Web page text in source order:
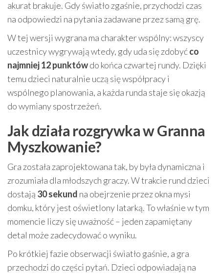
akurat brakuje. Gdy światło zgaśnie, przychodzi czas
na odpowiedzi na pytania zadawane przez samą grę.
W tej wersji wygrana ma charakter wspólny: wszyscy
uczestnicy wygrywają wtedy, gdy uda się zdobyćco
najmniej 12 punktówdo końca czwartej rundy. Dzięki
temu dzieci naturalnie uczą się współpracy i
wspólnego planowania, a każda runda staje się okazją
do wymiany spostrzeżeń.
Jak działa rozgrywka w Granna
Myszkowanie?
Gra została zaprojektowana tak, by była dynamiczna i
zrozumiała dla młodszych graczy. W trakcie rund dzieci
dostają 30 sekund na obejrzenie przez okna mysi
domku, który jest oświetlony latarką. To właśnie w tym
momencie liczy się uważność – jeden zapamiętany
detal może zadecydować o wyniku.
Po krótkiej fazie obserwacji światło gaśnie, a gra
przechodzi do części pytań. Dzieci odpowiadają na